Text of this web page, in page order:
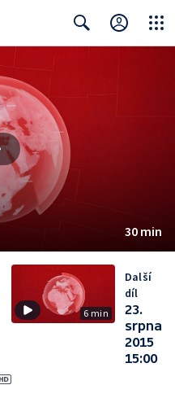
30 min
6 min
Další
díl
23.
srpna
2015
15:00